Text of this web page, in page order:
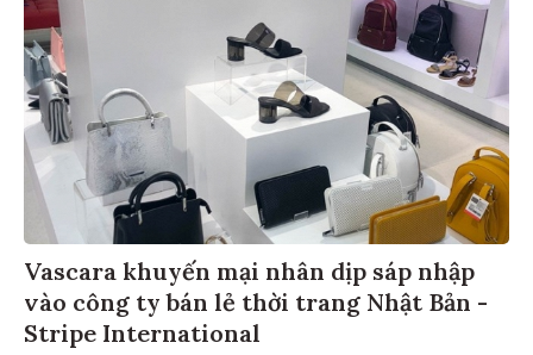
Vascara khuyến mại nhân dịp sáp nhập
vào công ty bán lẻ thời trang Nhật Bản -
Stripe International